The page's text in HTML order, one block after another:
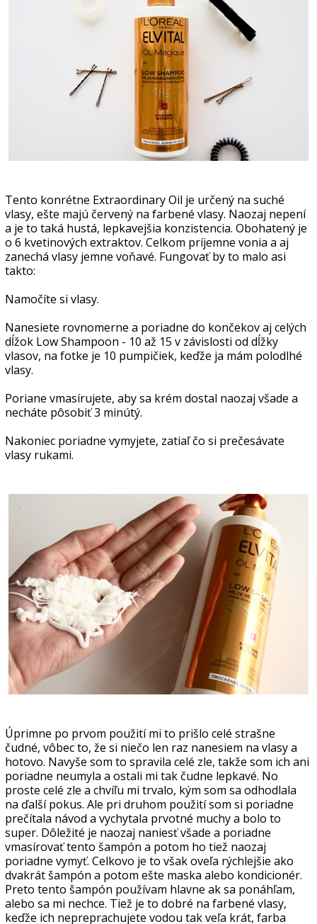
Tento konrétne Extraordinary Oil je určený na suché
vlasy, ešte majú červený na farbené vlasy. Naozaj nepení
a je to taká hustá, lepkavejšia konzistencia. Obohatený je
o 6 kvetinových extraktov. Celkom príjemne vonia a aj
zanechá vlasy jemne voňavé. Fungovať by to malo asi
takto:
Namočíte si vlasy.
Nanesiete rovnomerne a poriadne do končekov aj celých
dĺžok Low Shampoon - 10 až 15 v závislosti od dĺžky
vlasov, na fotke je 10 pumpičiek, keďže ja mám polodlhé
vlasy.
Poriane vmasírujete, aby sa krém dostal naozaj všade a
necháte pôsobiť 3 minútý.
Nakoniec poriadne vymyjete, zatiaľ čo si prečesávate
vlasy rukami.
Úprimne po prvom použití mi to prišlo celé strašne
čudné, vôbec to, že si niečo len raz nanesiem na vlasy a
hotovo. Navyše som to spravila celé zle, takže som ich ani
poriadne neumyla a ostali mi tak čudne lepkavé. No
proste celé zle a chvíľu mi trvalo, kým som sa odhodlala
na ďalší pokus. Ale pri druhom použití som si poriadne
prečítala návod a vychytala prvotné muchy a bolo to
super. Dôležité je naozaj naniesť všade a poriadne
vmasírovať tento šampón a potom ho tiež naozaj
poriadne vymyť. Celkovo je to však oveľa rýchlejšie ako
dvakrát šampón a potom ešte maska alebo kondicionér.
Preto tento šampón používam hlavne ak sa ponáhľam,
alebo sa mi nechce. Tiež je to dobré na farbené vlasy,
keďže ich nepreprachujete vodou tak veľa krát, farba